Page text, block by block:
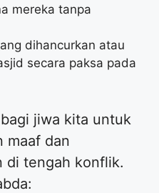
mereka tanpa
dihancurkan atau
secara paksa pada
jiwa kita untuk
maaf dan
di tengah konflik.